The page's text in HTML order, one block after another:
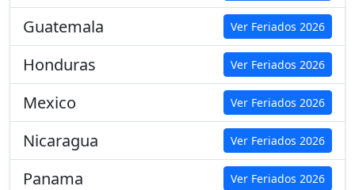
Guatemala Ver Feriados 2026
Honduras Ver Feriados 2026
Mexico Ver Feriados 2026
Nicaragua Ver Feriados 2026
Panama Ver Feriados 2026